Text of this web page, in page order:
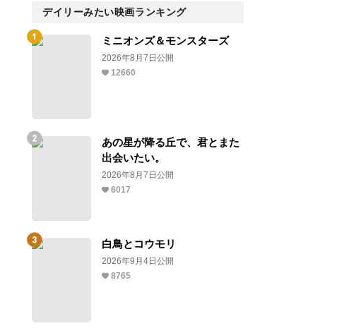
デイリーみたい映画ランキング
ミニオンズ＆モンスターズ
2026年8月7日公開
12660
あの星が降る丘で、君とまた
出会いたい。
2026年8月7日公開
6017
白鳥とコウモリ
2026年9月4日公開
8765